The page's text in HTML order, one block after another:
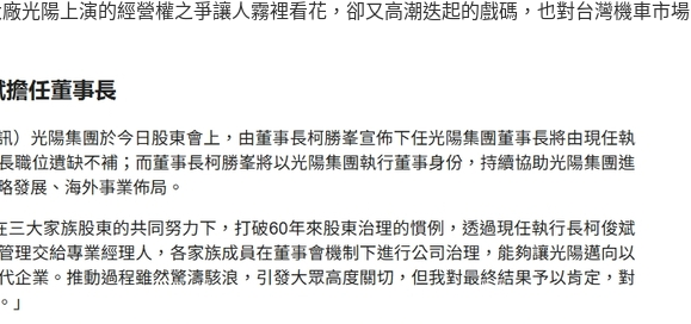
光陽上演的經營權之爭讓人霧裡看花，卻又高潮迭起的戲碼，也對台灣機車市場